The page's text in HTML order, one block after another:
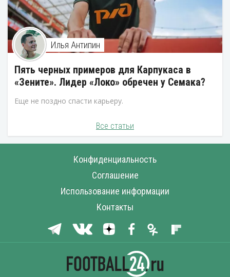
Илья Антипин
Пять черных примеров для Карпукаса в
«Зените». Лидер «Локо» обречен у Семака?
Еще не поздно спасти карьеру.
Все статьи
Конфиденциальность
Соглашение
Использование информации
Контакты